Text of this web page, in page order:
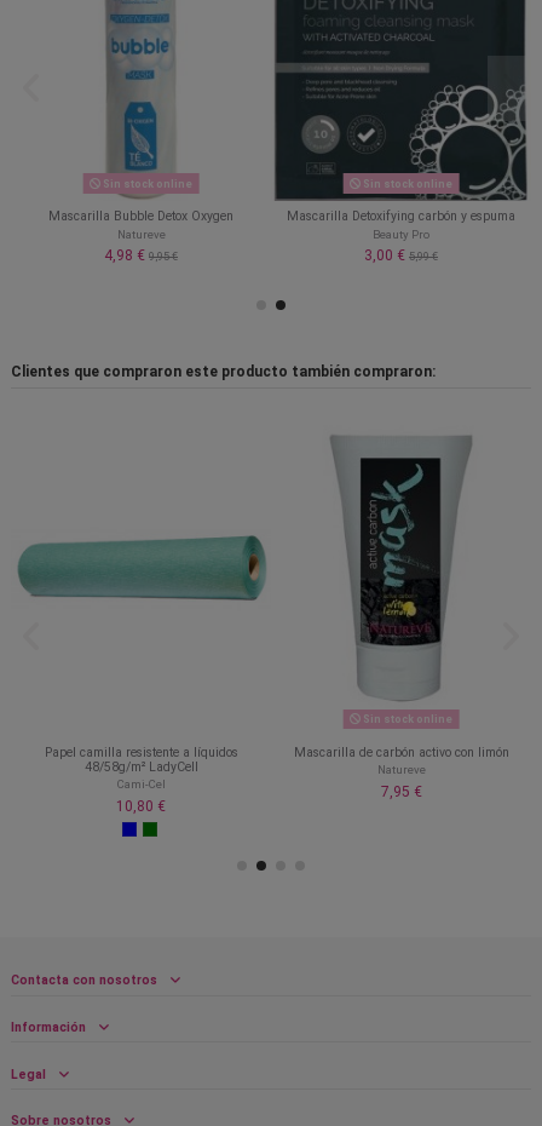
Sin stock online
Mascarilla Bubble Detox Oxygen
Natureve
4,98 € 9,95 €
Sin stock online
Mascarilla Detoxifying carbón y espuma
Beauty Pro
3,00 € 5,99 €
Clientes que compraron este producto también compraron:
Papel camilla resistente a líquidos
48/58g/m² LadyCell
Cami-Cel
10,80 €
Sin stock online
Mascarilla de carbón activo con limón
Natureve
7,95 €
Contacta con nosotros
Información
Legal
Sobre nosotros